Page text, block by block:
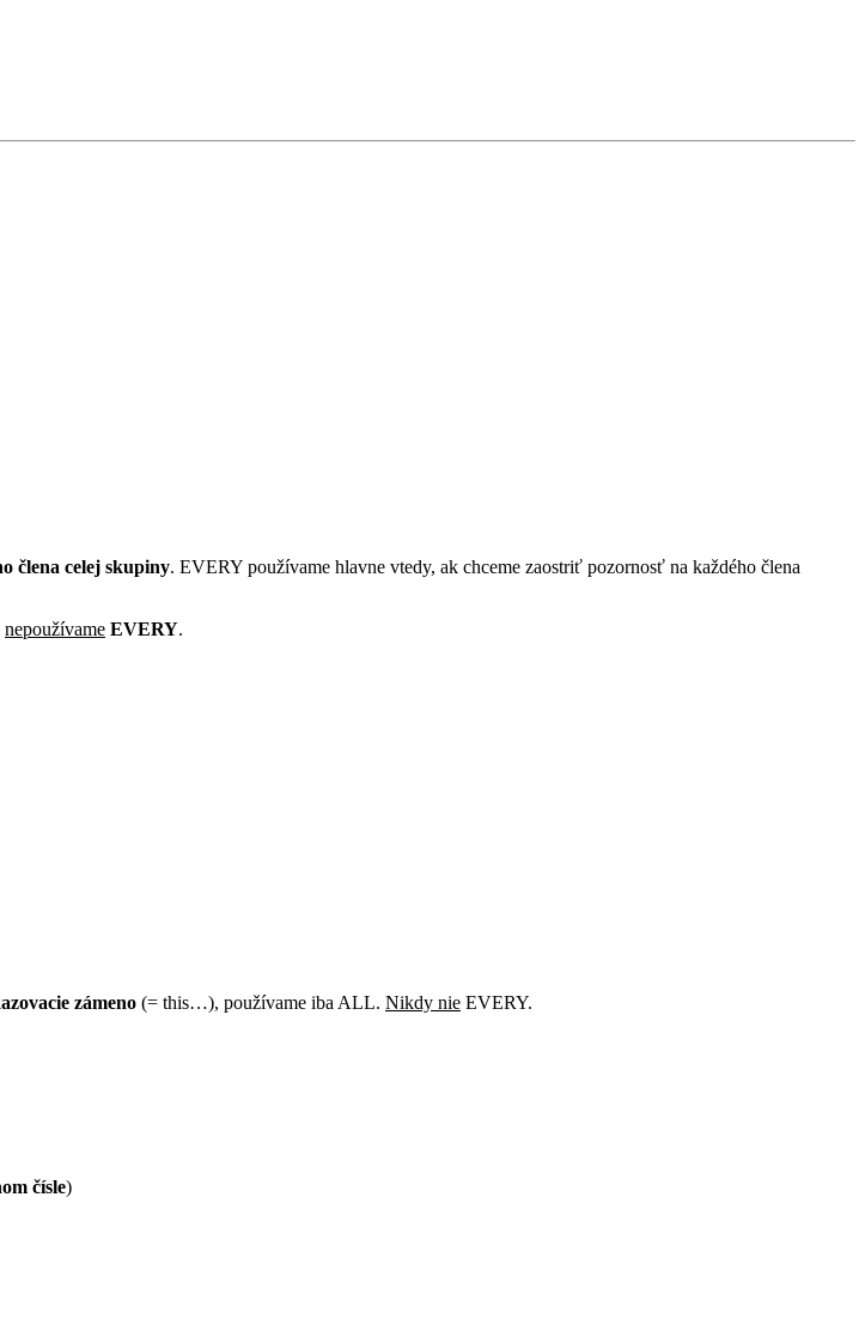
člena celej skupiny. EVERY používame hlavne vtedy, ak chceme zaostriť pozornosť na každého člena
nepoužívame EVERY.
zámeno (= this…), používame iba ALL. Nikdy nie EVERY.
čísle)